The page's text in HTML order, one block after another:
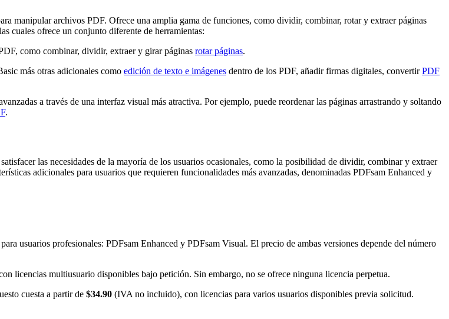
manipular archivos PDF. Ofrece una amplia gama de funciones, como dividir, combinar, rotar y extraer páginas
cuales ofrece un conjunto diferente de herramientas:
como combinar, dividir, extraer y girar páginas rotar páginas.
más otras adicionales como edición de texto e imágenes dentro de los PDF, añadir firmas digitales, convertirPDF
a través de una interfaz visual más atractiva. Por ejemplo, puede reordenar las páginas arrastrando y soltando
.
las necesidades de la mayoría de los usuarios ocasionales, como la posibilidad de dividir, combinar y extraer
adicionales para usuarios que requieren funcionalidades más avanzadas, denominadas PDFsam Enhanced y
usuarios profesionales: PDFsam Enhanced y PDFsam Visual. El precio de ambas versiones depende del número
licencias multiusuario disponibles bajo petición. Sin embargo, no se ofrece ninguna licencia perpetua.
cuesta a partir de $34.90 (IVA no incluido), con licencias para varios usuarios disponibles previa solicitud.